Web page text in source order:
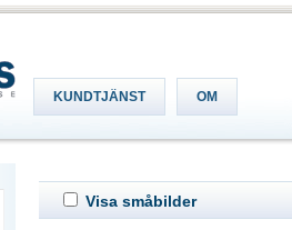
KUNDTJÄNST OM
Visa småbilder